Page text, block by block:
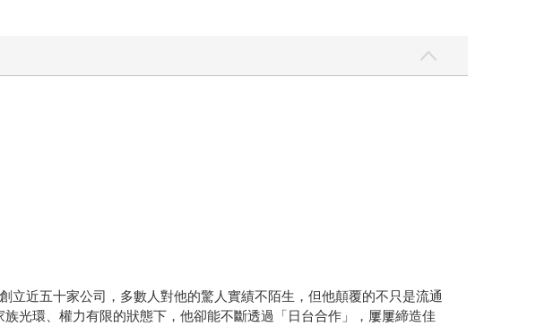
近五十家公司，多數人對他的驚人實績不陌生，但他顛覆的不只是流通
光環、權力有限的狀態下，他卻能不斷透過「日台合作」，屢屢締造佳